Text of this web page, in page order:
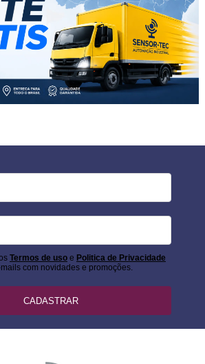
Termos de usoe Politica de Privacidade
com novidades e promoções.
CADASTRAR